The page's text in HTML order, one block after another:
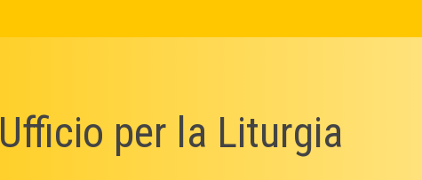
Ufficio per la Liturgia